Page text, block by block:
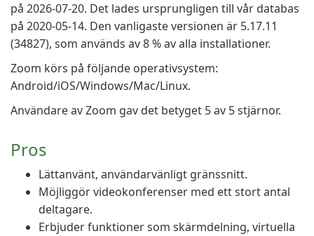
på 2026-07-20. Det lades ursprungligen till vår databas
på 2020-05-14. Den vanligaste versionen är 5.17.11
(34827), som används av 8 % av alla installationer.
Zoom körs på följande operativsystem:
Android/iOS/Windows/Mac/Linux.
Användare av Zoom gav det betyget 5 av 5 stjärnor.
Pros
Lättanvänt, användarvänligt gränssnitt.
Möjliggör videokonferenser med ett stort antal
deltagare.
Erbjuder funktioner som skärmdelning, virtuella